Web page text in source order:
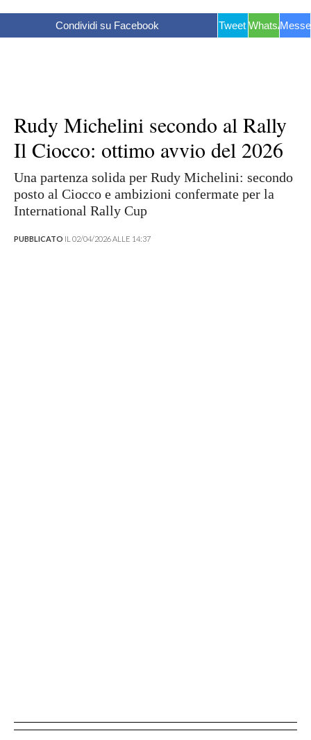
Condividi su Facebook Tweet WhatsApp
Rudy Michelini secondo al Rally
Il Ciocco: ottimo avvio del 2026
Una partenza solida per Rudy Michelini: secondo
posto al Ciocco e ambizioni confermate per la
International Rally Cup
PUBBLICATO IL 02/04/2026 ALLE 14:37